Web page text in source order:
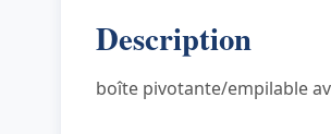
Description
boîte pivotante/empilable